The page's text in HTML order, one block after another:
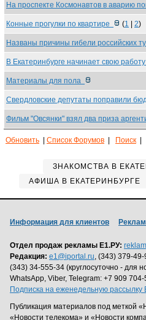
На проспекте Космонавтов в аварию
Конные прогулки по квартире (1 2)
Названы причины гибели российских
В Екатеринбурге начинает свою
Материалы для пола
Свердловские депутаты поправили
Фильм "Овсянки" взял два приза
Обновить Список Форумов Поиск
ЗНАКОМСТВА В
АФИША В ЕКАТЕРИНБУРГЕ
Информация для клиентов
Отдел продаж рекламы Е1.РУ:
Редакция: e1@iportal.ru, (343) 379-49-
(343) 34-555-34 (круглосуточно - для
WhatsApp, Viber, Telegram: +7 909
Подписка на еженедельную рассылку
Публикация материалов под меткой
«Новости телекома» и «Новости